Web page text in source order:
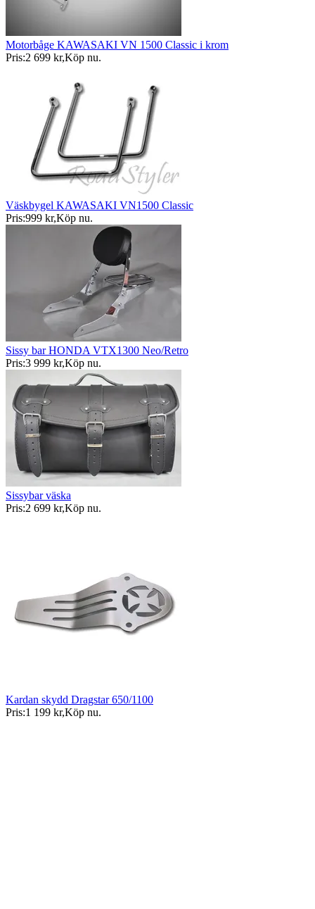
Motorbåge KAWASAKI VN 1500 Classic i krom
Pris:2 699 kr,Köp nu.
Väskbygel KAWASAKI VN1500 Classic
Pris:999 kr,Köp nu.
Sissy bar HONDA VTX1300 Neo/Retro
Pris:3 999 kr,Köp nu.
Sissybar väska
Pris:2 699 kr,Köp nu.
Kardan skydd Dragstar 650/1100
Pris:1 199 kr,Köp nu.